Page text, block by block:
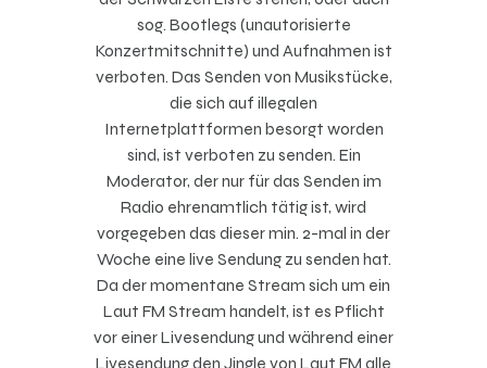
sog. Bootlegs (unautorisierte
Konzertmitschnitte) und Aufnahmen ist
verboten. Das Senden von Musikstücke,
die sich auf illegalen
Internetplattformen besorgt worden
sind, ist verboten zu senden. Ein
Moderator, der nur für das Senden im
Radio ehrenamtlich tätig ist, wird
vorgegeben das dieser min. 2-mal in der
Woche eine live Sendung zu senden hat.
Da der momentane Stream sich um ein
Laut FM Stream handelt, ist es Pflicht
vor einer Livesendung und während einer
Livesendung den Jingle von Laut FM alle